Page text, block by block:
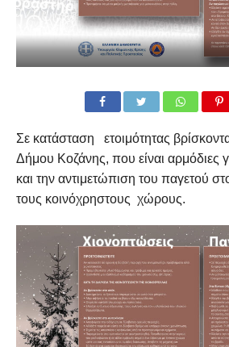
Σε κατάσταση ετοιμότητας
Δήμου Κοζάνης, που είναι αρμόδιες
και την αντιμετώπιση του παγετού
τους κοινόχρηστους χώρους.